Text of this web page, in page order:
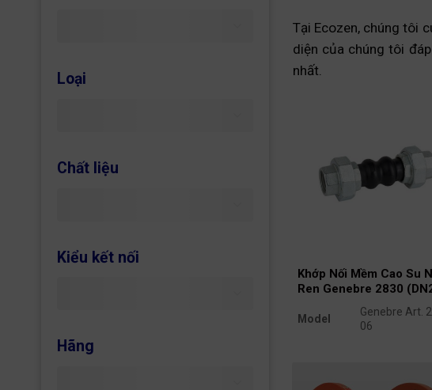
Loại
Chất liệu
Kiểu kết nối
Hãng
Tại Ecozen, chúng tôi
diện của chúng tôi
nhất.
Khớp Nối Mềm Cao Su
Ren Genebre 2830
Model
Genebre Art.
06